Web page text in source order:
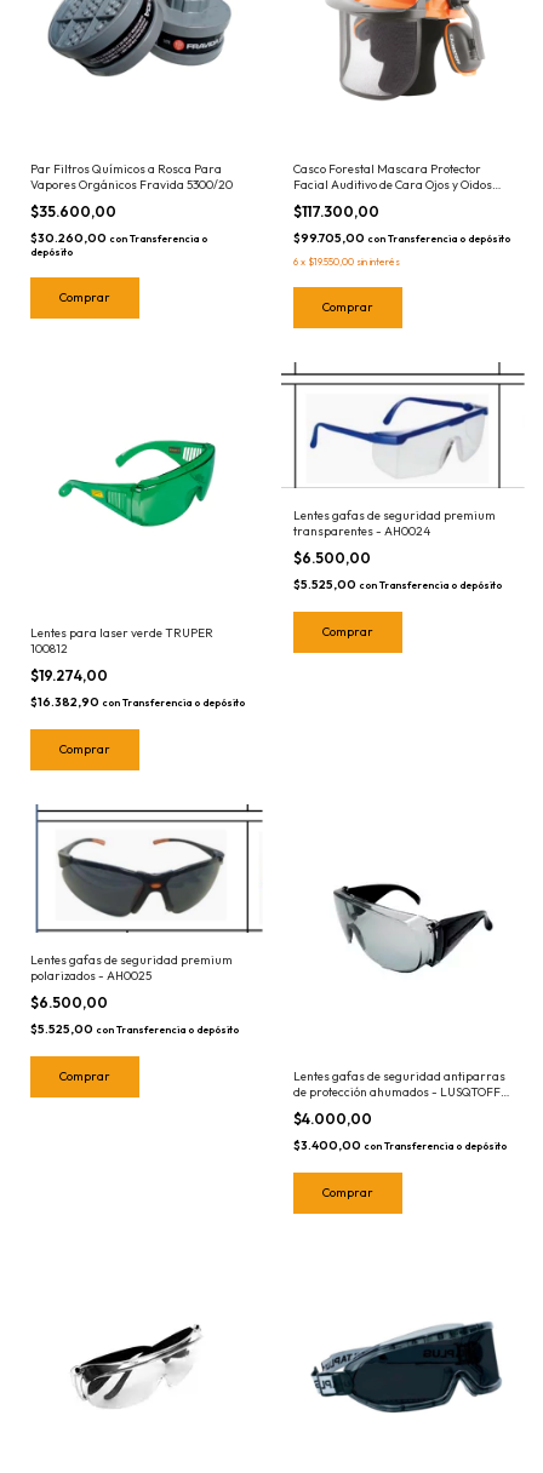
Par Filtros Químicos a Rosca Para
Vapores Orgánicos Fravida 5300/20
$35.600,00
$30.260,00 con Transferencia o
depósito
Casco Forestal Mascara Protector
Facial Auditivo de Cara Ojos y Oidos
$117.300,00
$99.705,00 con Transferencia o depósito
6 x $19.550,00 sin interés
Lentes para laser verde TRUPER
100812
$19.274,00
$16.382,90 con Transferencia o depósito
Lentes gafas de seguridad premium
transparentes - AH0024
$6.500,00
$5.525,00 con Transferencia o depósito
Lentes gafas de seguridad premium
polarizados - AH0025
$6.500,00
$5.525,00 con Transferencia o depósito
Lentes gafas de seguridad antiparras
de protección ahumados - LUSQTOFF
$4.000,00
$3.400,00 con Transferencia o depósito